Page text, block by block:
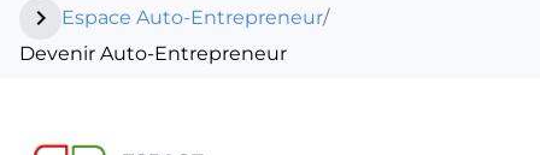
chevron_right Espace Auto-Entrepreneur/
Devenir Auto-Entrepreneur